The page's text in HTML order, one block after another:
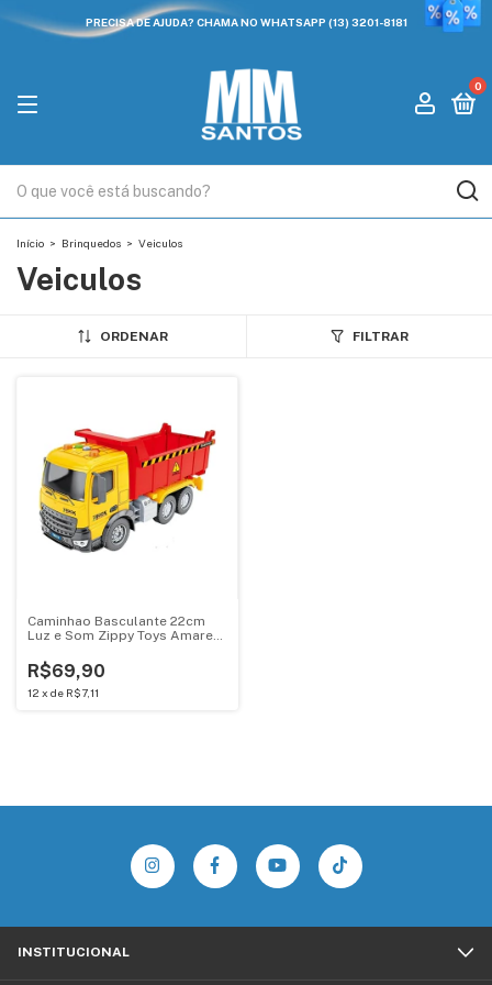
PRECISA DE AJUDA? CHAMA NO WHATSAPP (13) 3201-8181
0
Início > Brinquedos > Veiculos
Veiculos
ORDENAR FILTRAR
Caminhao Basculante 22cm
Luz e Som Zippy Toys Amarelo
R$69,90
12 x de R$7,11
INSTITUCIONAL